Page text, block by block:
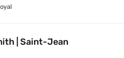
| Saint-Jean